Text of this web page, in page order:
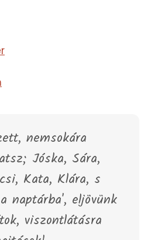
nemsokára
Jóska, Sára,
Kata, Klára, s
naptárba', eljövünk
viszontlátásra